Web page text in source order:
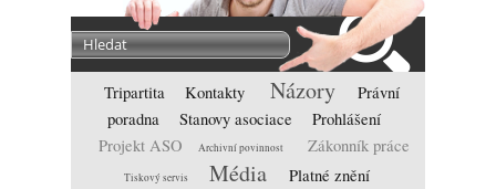
Tripartita Kontakty Názory
Právní
poradna
Stanovy asociace
Prohlášení
Projekt ASO
Archivní povinnost Zákonník práce
Tiskový servis Média Platné znění